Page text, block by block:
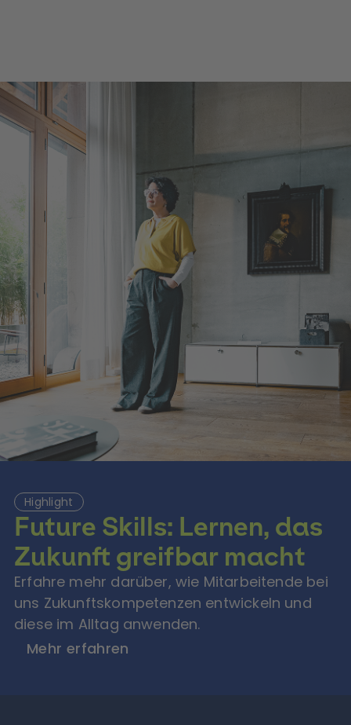
Highlight
Future Skills: Lernen, das
Zukunft greifbar macht
Erfahre mehr darüber, wie Mitarbeitende bei
uns Zukunftskompetenzen entwickeln und
diese im Alltag anwenden.
Mehr erfahren